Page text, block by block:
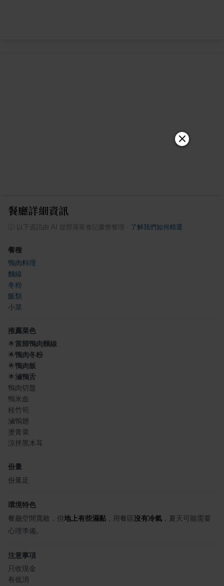
餐廳詳細資訊
以下資訊由 AI 從部落客食記彙整整理 了解我們如何精選
餐種
鴨肉料理
麵線
冬粉
飯類
小菜
推薦菜色
🌟當歸鴨肉麵線
🌟鴨肉冬粉
🌟鴨肉飯
🌟滷鴨舌
鴨肉切盤
鴨米血
桂竹筍
滷鴨翅
燙青菜
涼拌黑木耳
份量
份量足
環境特色
餐廳空間寬敞，但地上有些濕黏 ，用餐區沒有冷氣 ，夏天可能需要
心理準備。
注意事項
只收現金
有低消